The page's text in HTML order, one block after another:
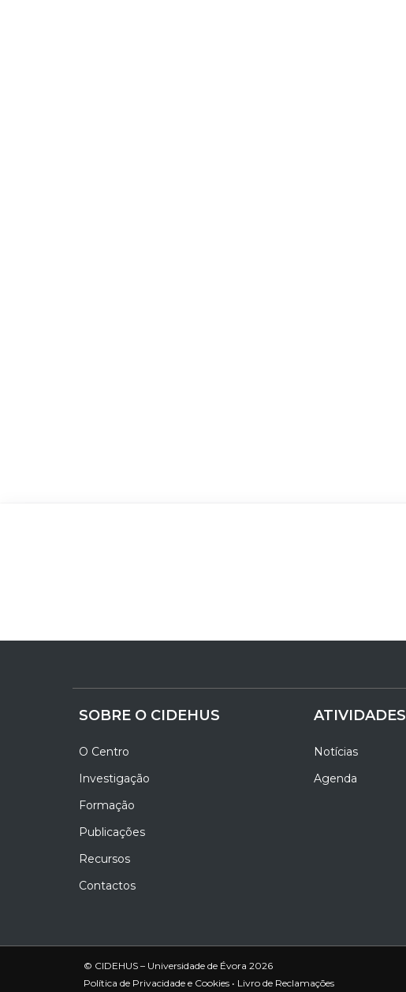
SOBRE O CIDEHUS
O Centro
Investigação
Formação
Publicações
Recursos
Contactos
ATIVIDADES
Notícias
Agenda
© CIDEHUS – Universidade de Évora 2026
Política de Privacidade e Cookies • Livro de Reclamações